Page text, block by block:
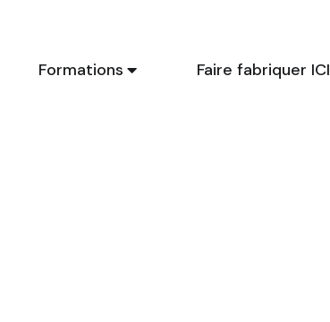
Formations Faire fabriquer ICI